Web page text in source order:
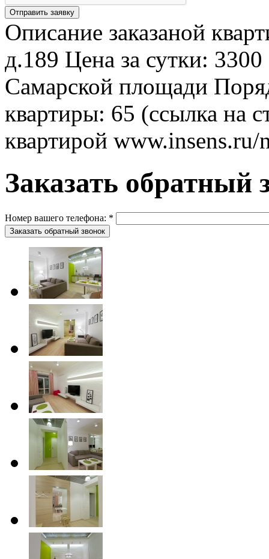
Описание заказаной
д.189 Цена за сутки:
Самарской площади
квартиры: 65 (ссылка на
квартирой www.insens.ru/
Заказать обратный
Номер вашего телефона: *